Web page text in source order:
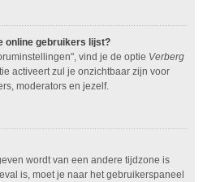
online gebruikers lijst?
vind je de optie Verberg
activeert zul je onzichtbaar zijn voor
moderators en jezelf.
wordt van een andere tijdzone is
is, moet je naar het gebruikerspaneel